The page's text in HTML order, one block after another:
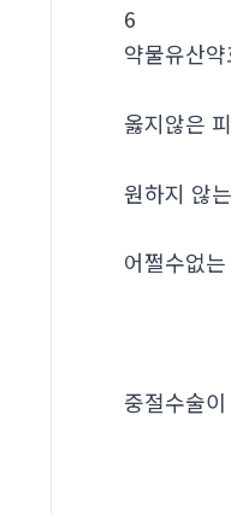
6
약물유산
옳지않은
원하지 않
어쩔수없
중절수술